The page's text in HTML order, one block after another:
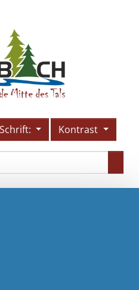
Schrift: Kontrast